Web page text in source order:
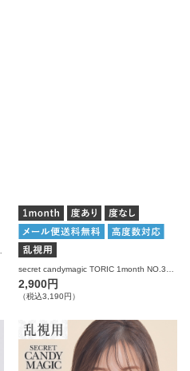
ーマジック カラコン
secret candymagic TORIC 1month NO.3ブラウン 乱視用 度あり 度なし 1枚入り×2箱 計2枚 シークレットキャンディーマジック カラコン(CYL：-0.75D～-2.25D)
2,900円
（税込3,190円）